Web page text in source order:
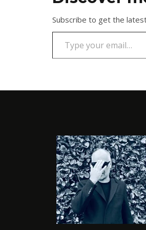
Subscribe to get the
Type your email…